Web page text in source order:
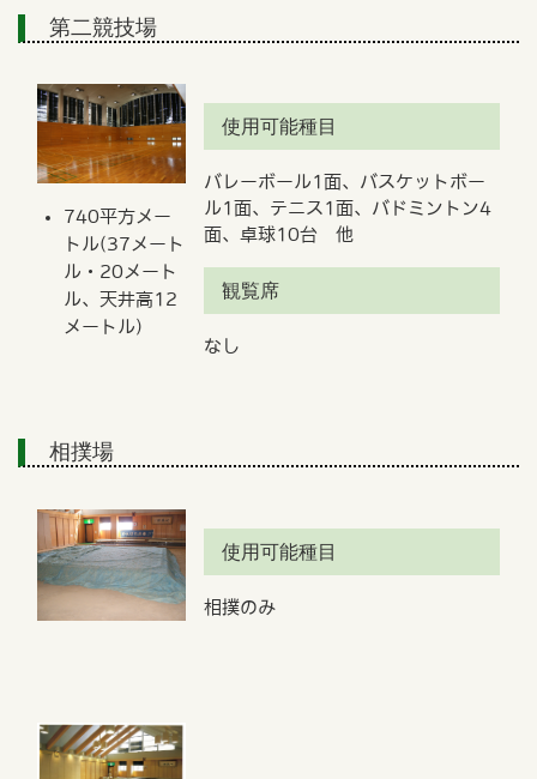
第二競技場
740平方メー
トル(37メート
ル・20メート
ル、天井高12
メートル)
使用可能種目
バレーボール1面、バスケットボー
ル1面、テニス1面、バドミントン4
面、卓球10台 他
観覧席
なし
相撲場
使用可能種目
相撲のみ